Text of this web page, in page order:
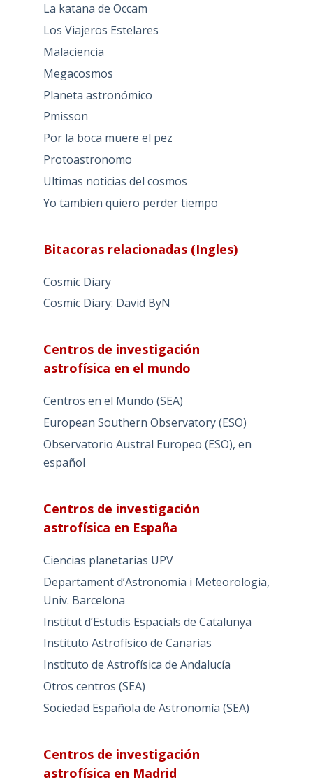
La katana de Occam
Los Viajeros Estelares
Malaciencia
Megacosmos
Planeta astronómico
Pmisson
Por la boca muere el pez
Protoastronomo
Ultimas noticias del cosmos
Yo tambien quiero perder tiempo
Bitacoras relacionadas (Ingles)
Cosmic Diary
Cosmic Diary: David ByN
Centros de investigación
astrofísica en el mundo
Centros en el Mundo (SEA)
European Southern Observatory (ESO)
Observatorio Austral Europeo (ESO), en
español
Centros de investigación
astrofísica en España
Ciencias planetarias UPV
Departament d’Astronomia i Meteorologia,
Univ. Barcelona
Institut d’Estudis Espacials de Catalunya
Instituto Astrofísico de Canarias
Instituto de Astrofísica de Andalucía
Otros centros (SEA)
Sociedad Española de Astronomía (SEA)
Centros de investigación
astrofísica en Madrid